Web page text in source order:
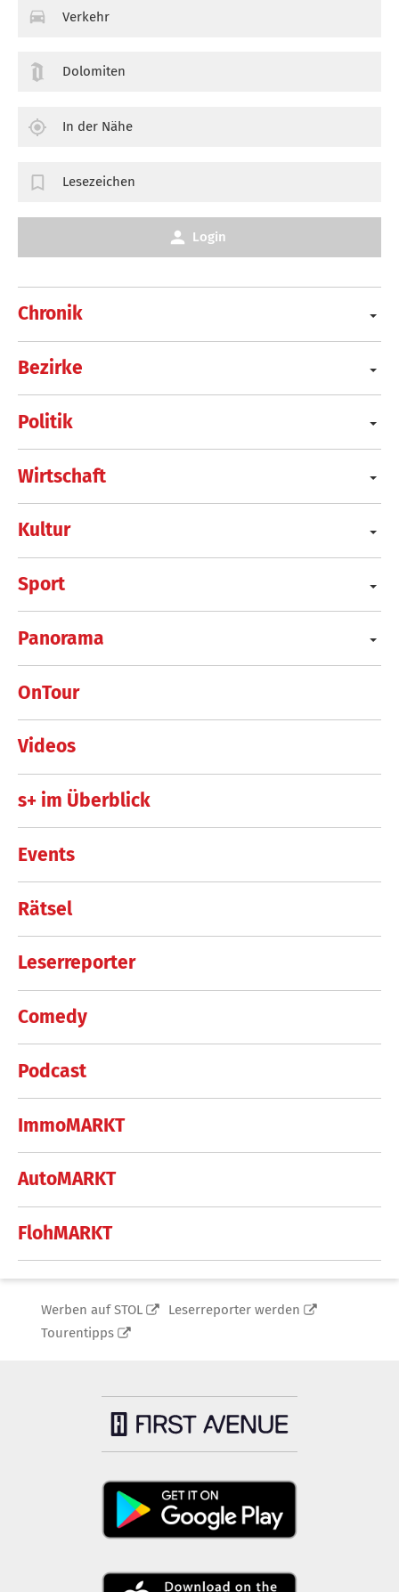
Chronik
Bezirke
Politik
Wirtschaft
Kultur
Sport
Panorama
OnTour
Videos
s+ im Überblick
Events
Rätsel
Leserreporter
Comedy
Podcast
ImmoMARKT
AutoMARKT
FlohMARKT
Verkehr
Dolomiten
In der Nähe
Lesezeichen
Login
Werben auf STOL
Leserreporter werden
Tourentipps